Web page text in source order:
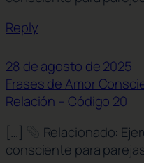
Reply
28 de agosto de 2025
Frases de Amor
Relación – Código 20
[…]
Relacionado:
consciente para